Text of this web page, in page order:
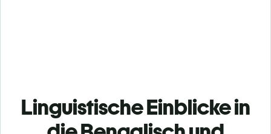
Linguistische Einblicke in